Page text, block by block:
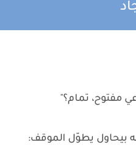
مفتوح، تمام؟"
بيحاول يطوّل الموقف: